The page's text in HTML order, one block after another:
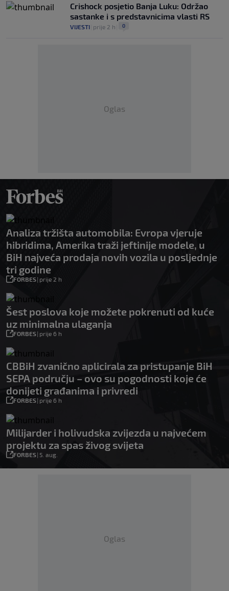
Crishock posjetio Banja Luku: Održao
sastanke i s predstavnicima vlasti RS
VIJESTI prije 2 h 0
Oglas
Analiza tržišta automobila: Evropa vjeruje
hibridima, Amerika traži jeftinije modele, u
BiH najveća prodaja novih vozila u posljednje
tri godine
FORBES| prije 2 h
Šest poslova koje možete pokrenuti od kuće
uz minimalna ulaganja
FORBES| prije 6 h
CBBiH zvanično aplicirala za pristupanje BiH
SEPA području – ovo su pogodnosti koje će
donijeti građanima i privredi
FORBES| prije 6 h
Milijarder i holivudska zvijezda u najvećem
projektu za spas živog svijeta
FORBES| 5. aug.
Oglas